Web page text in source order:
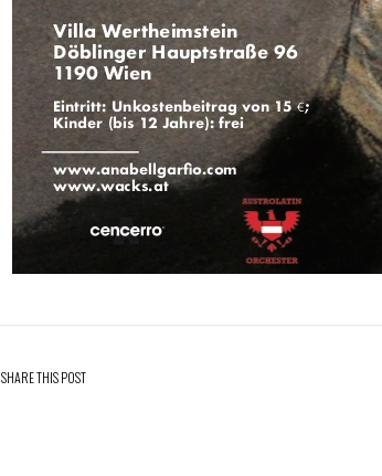
SHARE THIS POST